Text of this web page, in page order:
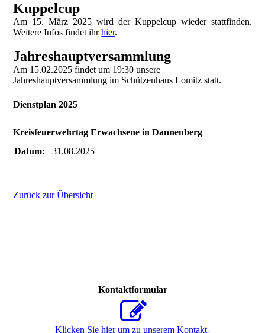
Kuppelcup
Am 15. März 2025 wird der Kuppelcup wieder stattfinden.
Weitere Infos findet ihrhier.
Jahreshauptversammlung
Am 15.02.2025 findet um 19:30 unsere
Jahreshauptversammlung im Schützenhaus Lomitz statt.
Dienstplan 2025
Kreisfeuerwehrtag Erwachsene in Dannenberg
Datum:
31.08.2025
Zurück zur Übersicht
Kontaktformular
Klicken Sie hier um zu unserem Kon­takt­